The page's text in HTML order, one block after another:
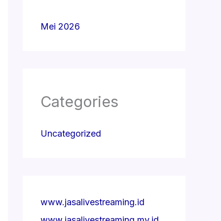
Mei 2026
Categories
Uncategorized
www.jasalivestreaming.id